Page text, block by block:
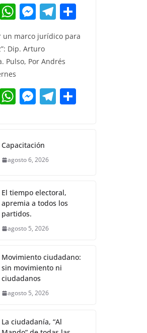
E W
at
s
p
p
M
e
ss
e
g
er
T
e
gr
m
m
un marco jurídico para
Dip. Arturo
Pulso, Por Andrés
E W
s
A
p
M
e
n
er
T
Capacitación
agosto 6, 2026
El tiempo electoral,
apremia a todos los
partidos.
agosto 5, 2026
Movimiento ciudadano:
sin movimiento ni
ciudadanos
agosto 5, 2026
La ciudadanía, “Al